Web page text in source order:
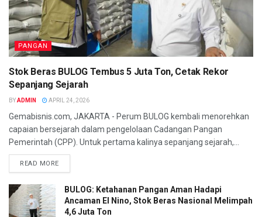
PANGAN
Stok Beras BULOG Tembus 5 Juta Ton, Cetak Rekor
Sepanjang Sejarah
BYADMIN APRIL 24, 2026
Gemabisnis.com, JAKARTA - Perum BULOG kembali menorehkan
capaian bersejarah dalam pengelolaan Cadangan Pangan
Pemerintah (CPP). Untuk pertama kalinya sepanjang sejarah,...
READ MORE
BULOG: Ketahanan Pangan Aman Hadapi
Ancaman El Nino, Stok Beras Nasional Melimpah
4,6 Juta Ton